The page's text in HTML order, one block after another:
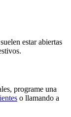
estar abiertas
programe una
o llamando a